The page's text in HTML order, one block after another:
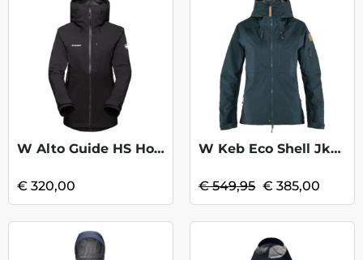
W Alto Guide HS Hooded Jkt - Black
€ 320,00
W Keb Eco Shell Jkt - Dark Navy KOOPJE
€ 549,95 € 385,00